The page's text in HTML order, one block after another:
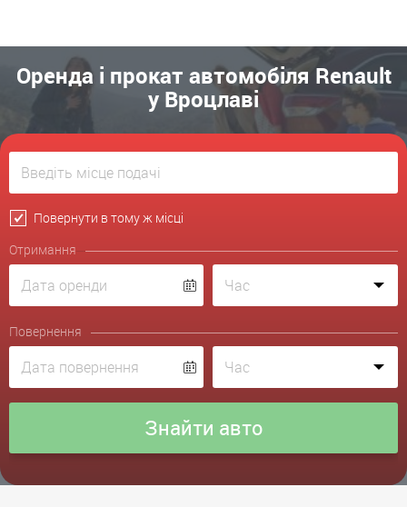
Оренда і прокат автомобіля Renault
у Вроцлаві
Повернути в тому ж місці
Отримання
Повернення